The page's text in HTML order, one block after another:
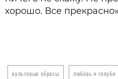
хорошо. Все
культовые образы любовь и голуби